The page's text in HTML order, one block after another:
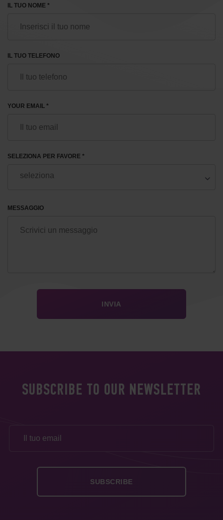
IL TUO NOME *
IL TUO TELEFONO
YOUR EMAIL *
SELEZIONA PER FAVORE *
MESSAGGIO
SUBSCRIBE TO OUR NEWSLETTER